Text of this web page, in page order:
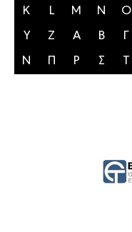
K
L M N O
Y
Z Α Β Γ
Ν
Π Ρ Σ Τ